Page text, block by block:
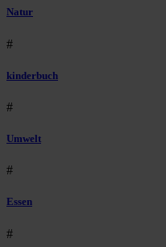
Natur
#
kinderbuch
#
Umwelt
#
Essen
#